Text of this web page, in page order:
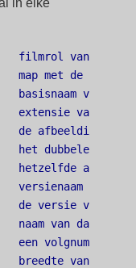
filmrol van de
map met de
van de
extensie van de
afbeelding id
dubbele
hetzelfde als
versienaam uit
de versie van
naam van darktable
volgnummer
breedte van RAW-